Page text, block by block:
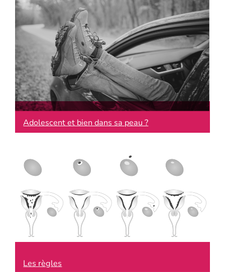
Adolescent et bien dans sa peau ?
Les règles